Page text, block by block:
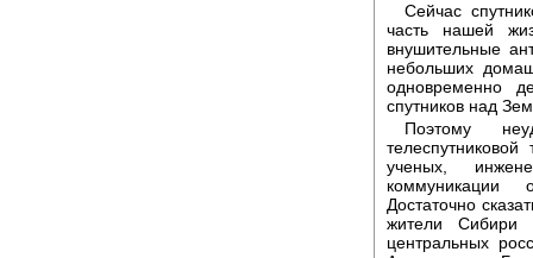
Сейчас
часть нашей
внушительные
небольших
одновременно
спутников над
Поэтому
ученых,
коммуникации
Достаточно
жители Сибири
центральных